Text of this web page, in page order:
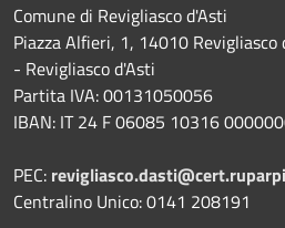
Comune di Revigliasco d'Asti
Piazza Alfieri, 1, 14010
- Revigliasco d'Asti
Partita IVA: 00131050056
IBAN: IT 24 F 06085 10316
PEC:
Centralino Unico: 0141 208191